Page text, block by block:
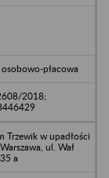
płacowa
2018;
Trzewik w upadłości
ul. Wał
a